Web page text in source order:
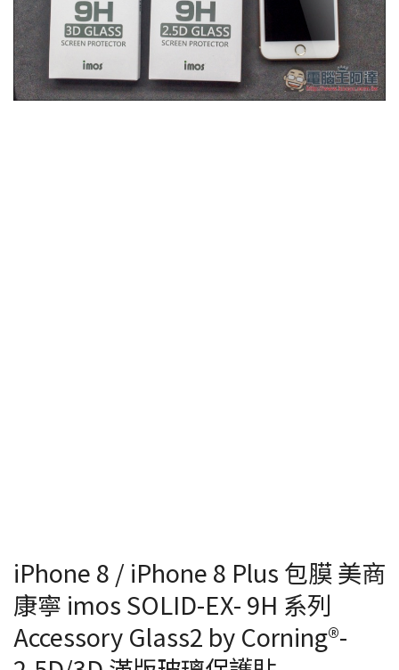
iPhone 8 / iPhone 8 Plus 包膜 美商
康寧 imos SOLID-EX- 9H 系列
Accessory Glass2 by Corning®-